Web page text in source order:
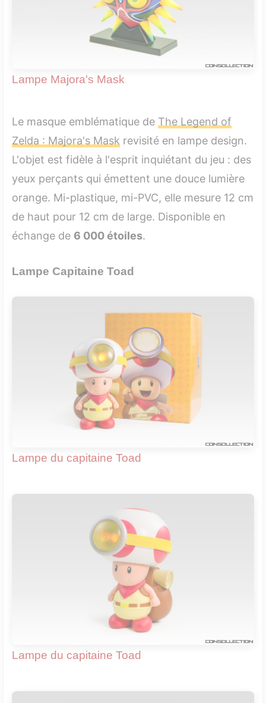
Lampe Majora's Mask
Le masque emblématique de The Legend of
Zelda : Majora's Mask revisité en lampe design.
L'objet est fidèle à l'esprit inquiétant du jeu : des
yeux perçants qui émettent une douce lumière
orange. Mi-plastique, mi-PVC, elle mesure 12 cm
de haut pour 12 cm de large. Disponible en
échange de 6 000 étoiles.
Lampe Capitaine Toad
Lampe du capitaine Toad
Lampe du capitaine Toad